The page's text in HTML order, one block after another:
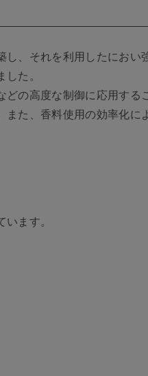
、それを利用したにお
た。
の高度な制御に応用す
た、香料使用の効率化
ます。